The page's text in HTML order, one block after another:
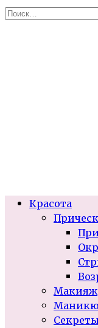
Перейти
Search
Красота
Макияж